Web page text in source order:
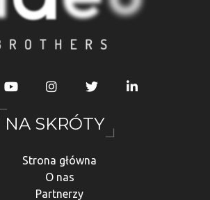
NA SKRÓTY
Strona główna
O nas
Partnerzy